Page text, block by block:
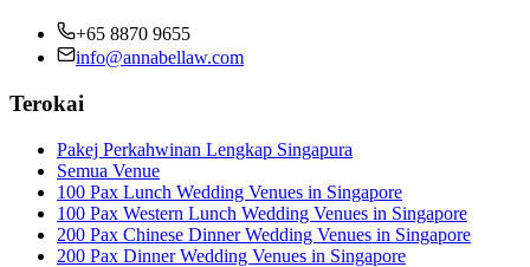
+65 8870 9655
info@annabellaw.com
Terokai
Pakej Perkahwinan Lengkap Singapura
Semua Venue
100 Pax Lunch Wedding Venues in Singapore
100 Pax Western Lunch Wedding Venues in Singapore
200 Pax Chinese Dinner Wedding Venues in Singapore
200 Pax Dinner Wedding Venues in Singapore